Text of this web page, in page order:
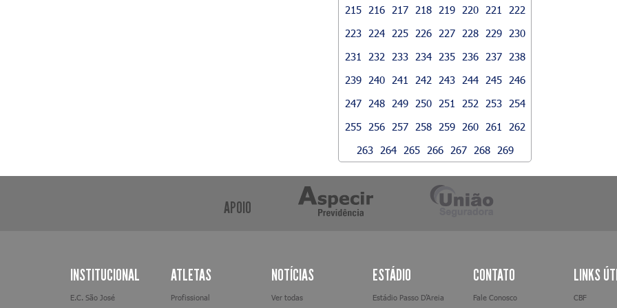
215 216 217 218 219 220 221
222
223
224 225 226 227 228 229
230
231
232 233 234 235 236 237
238
239
240 241 242 243 244 245
246
247
248 249 250 251 252 253
254
255
256 257 258 259 260 261
262
263
264 265 266 267 268 269
APOIO
INSTITUCIONAL
E.C. São José
ATLETAS
Profissional
NOTÍCIAS
Ver todas
ESTÁDIO
Estádio Passo D’Areia
CONTATO
Fale Conosco
LINKS
CBF